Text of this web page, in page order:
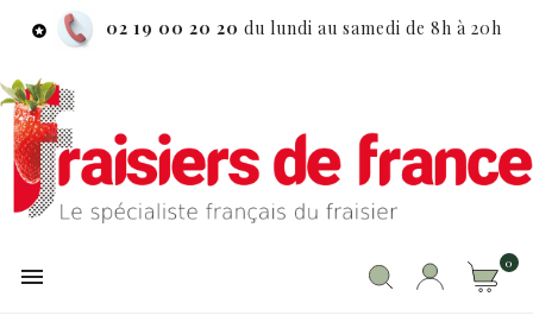
Ouvrir le Chatbot
 02 19 00 20 20 du lundi au samedi de 8h à 20h
 0